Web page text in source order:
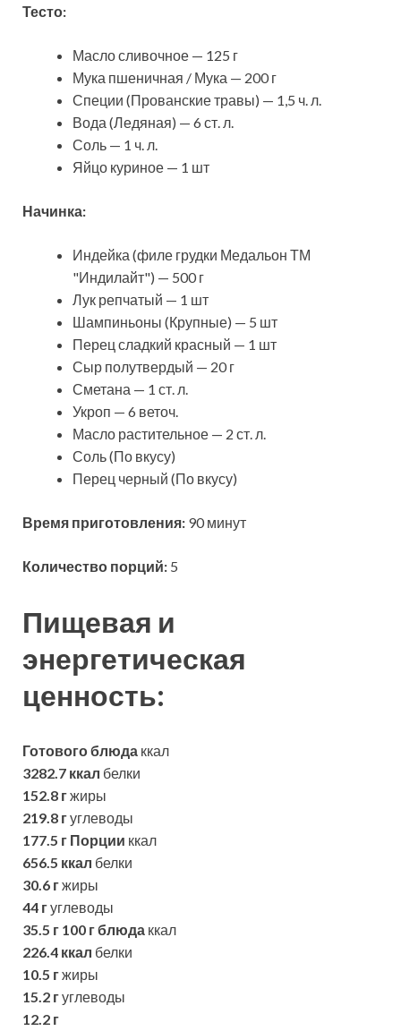
Тесто:
Масло сливочное — 125 г
Мука пшеничная / Мука — 200 г
Специи (Прованские травы) — 1,5 ч. л.
Вода (Ледяная) — 6 ст. л.
Соль — 1 ч. л.
Яйцо куриное — 1 шт
Начинка:
Индейка (филе грудки Медальон ТМ
"Индилайт") — 500 г
Лук репчатый — 1 шт
Шампиньоны (Крупные) — 5 шт
Перец сладкий красный — 1 шт
Сыр полутвердый — 20 г
Сметана — 1 ст. л.
Укроп — 6 веточ.
Масло растительное — 2 ст. л.
Соль (По вкусу)
Перец черный (По вкусу)
Время приготовления: 90 минут
Количество порций: 5
Пищевая и
энергетическая
ценность:
Готового блюда ккал
3282.7 ккал белки
152.8 гжиры
219.8 гуглеводы
177.5 г Порции ккал
656.5 ккал белки
30.6 гжиры
44 гуглеводы
35.5 г 100 г блюда ккал
226.4 ккал белки
10.5 гжиры
15.2 гуглеводы
12.2 г